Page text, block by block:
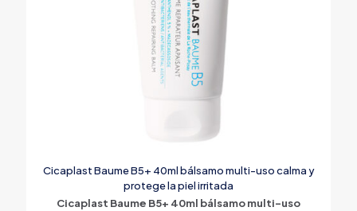
Cicaplast Baume B5+ 40ml bálsamo multi-uso calma y
protege la piel irritada
Cicaplast Baume B5+ 40ml bálsamo multi-uso